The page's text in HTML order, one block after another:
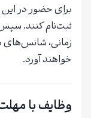
برای حضور در این
ثبت‌نام کنند. سپس
زمانی،
خواهند آورد.
وظایف با